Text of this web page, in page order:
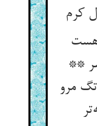
کرم
**
مرو